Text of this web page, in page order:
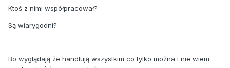
Ktoś z nimi współpracował?
Są wiarygodni?
Bo wyglądają że handlują wszystkim co tylko można i nie wiem